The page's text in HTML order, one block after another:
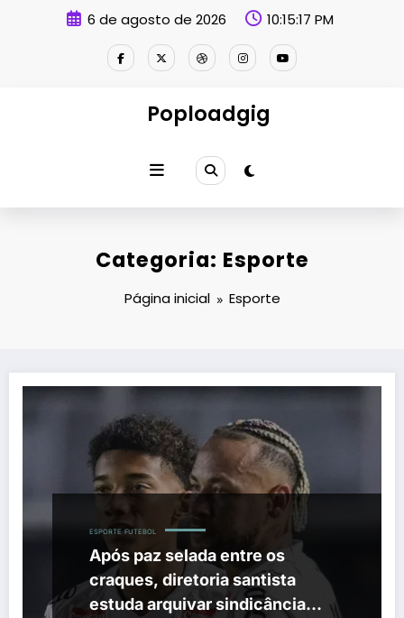
6 de agosto de 2026 10:15:18 PM
Poploadgig
Categoria: Esporte
Página inicial Esporte
ESPORTE FUTEBOL
Após paz selada entre os
craques, diretoria santista
estuda arquivar sindicância